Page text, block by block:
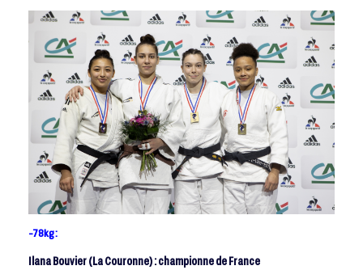
-78kg :
Ilana Bouvier (La Couronne) : championne de France